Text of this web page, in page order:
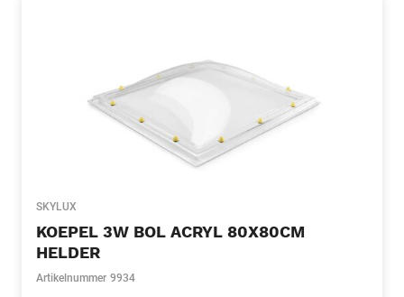
SKYLUX
KOEPEL 3W BOL ACRYL 80X80CM
HELDER
Artikelnummer 9934